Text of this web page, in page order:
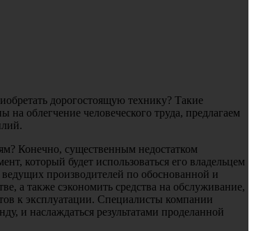
дорогостоящую технику? Такие
облегчение человеческого труда, предлагаем
Конечно, существенным недостатком
который будет использоваться его владельцем
производителей по обоснованной и
а также сэкономить средства на обслуживание,
к эксплуатации. Специалисты компании
и наслаждаться результатами проделанной